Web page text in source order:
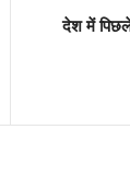
देश में